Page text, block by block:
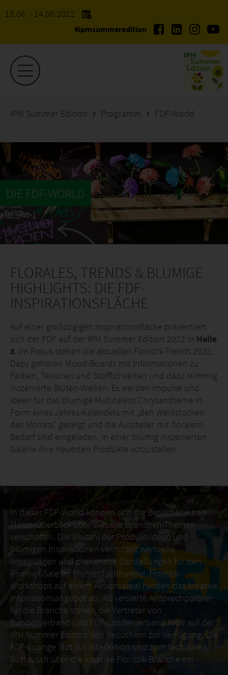
13.06. - 14.06.2022
#ipmsummeredition
IPM Summer Edition Programm FDF-World
DIE FDF-WORLD
FLORALES, TRENDS & BLUMIGE
HIGHLIGHTS: DIE FDF-
INSPIRATIONSFLÄCHE
Auf einer großzügigen Inspirationsfläche präsentiert
sich der FDF auf der IPM Summer Edition 2022 in Halle
8. Im Fokus stehen die aktuellen Floristik-Trends 2022.
Dazu gehören Mood-Boards mit Informationen zu
Farben, Texturen und Stofflichkeiten und dazu stimmig
inszenierte Blüten-Welten. Es werden Impulse und
Ideen für das blumige Multitalent Chrysantheme in
Form eines Jahres-Kalenders mit „den Werkstücken
des Monats“ gezeigt und die Aussteller mit floralem
Bedarf sind eingeladen, in einer blumig inszenierten
Galerie ihre neuesten Produkte vorzustellen.
In dieser FDF-World können sich die Besucher einen
Messe-Überblick über aktuelle Branchen-Themen
verschaffen. Die Vielzahl der Produkt-Ideen und
blumigen Inspirationen vermittelt wertvolle
Anregungen und praxisnahe Darstellungen für den
Point-of-Sale im Blumenfachhandel. Floristik-
Workshops auf einem Aktionsareal runden das kreative
Inspirationsangebot ab. Als versierte Ansprechpartner
für die Branche stehen die Vertreter von
Bundesverband und FDF-Landesverband NRW auf der
IPM Summer Edition den Besuchern zur Verfügung. Die
FDF-Lounge lädt zur Interaktion und zum fachlichen
Austausch über die kreative Floristik-Branche ein.